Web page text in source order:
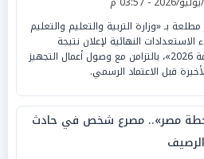
بـ «وزارة التربية والتعليم والتعليم
النهائية لإعلان نتيجة
«الثانوية العامة 2026»، بالتزامن مع وصول أعمال التجهيز
قبل الاعتماد الرسمي.
مصر».. مصرع شخص في حادث